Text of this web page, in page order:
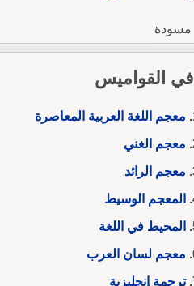
مسودة
في القواميس
معجم اللغة العربية المعاصرة
معجم الغني
معجم الرائد
المعجم الوسيط
المحيط في اللغة
معجم لسان العرب
ترجمة إنجليزية